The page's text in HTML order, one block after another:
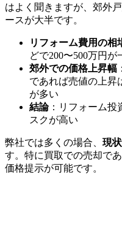
はよく聞きますが、郊外
ースが大半です。
リフォーム費用の相
どで200〜500万円が
郊外での価格上昇幅
であれば売値の上昇
が多い
結論：リフォーム投
スクが高い
弊社では多くの場合、 現
す。特に買取での売却で
価格提示が可能です。